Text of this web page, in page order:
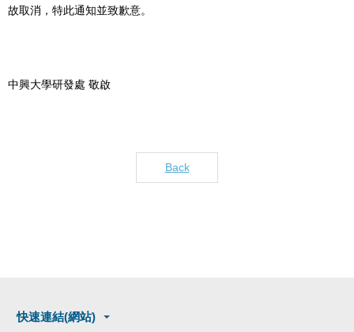
故取消，特此通知並致歉意。
中興大學研發處 敬啟
Back
快速連結(網站)